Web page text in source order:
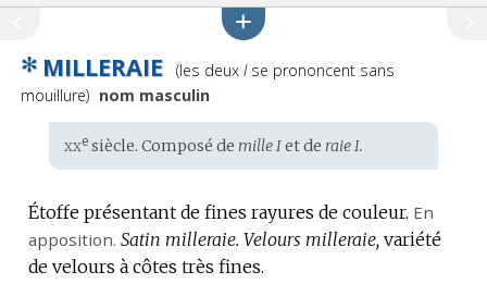
✻ MILLERAIE
Prononciation
:
(les deux lse prononcent sans
mouillure) nom masculin
Étymologie
:
xxesiècle. Composé de mille Iet de raie I.
Étoffe présentant de fines rayures de couleur. En
apposition. Satin milleraie. Velours milleraie, variété
de velours à côtes très fines.